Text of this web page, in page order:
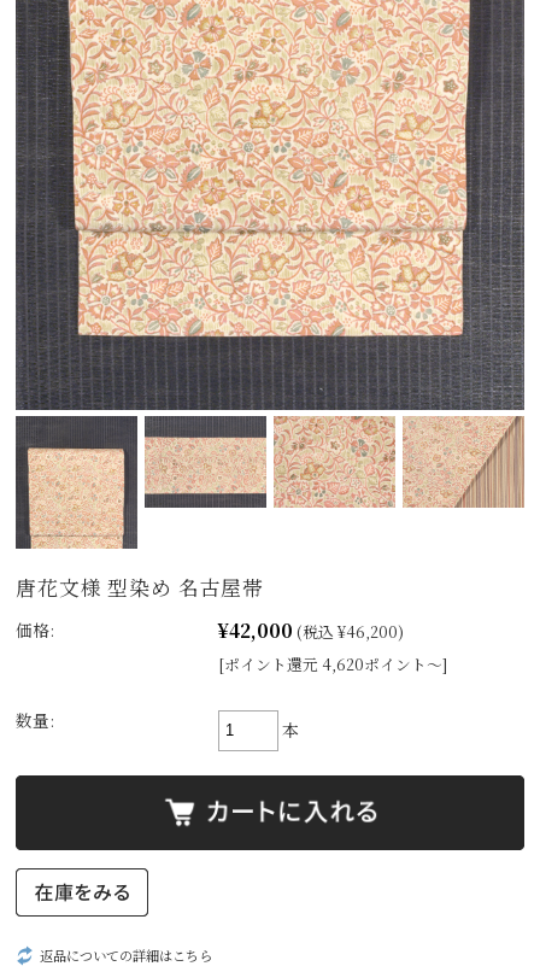
唐花文様 型染め 名古屋帯
価格: ¥42,000 (税込 ¥46,200)
[ポイント還元 4,620ポイント～]
数量: 本
返品についての詳細はこちら